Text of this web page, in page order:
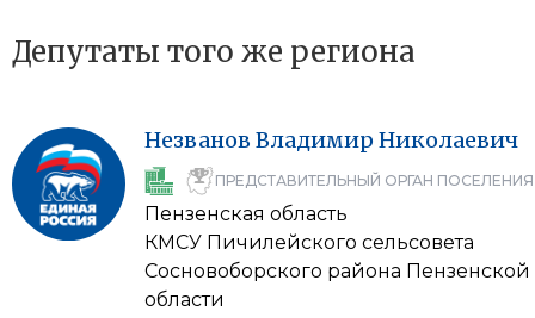
Депутаты того же региона
Незванов Владимир Николаевич
ПРЕДСТАВИТЕЛЬНЫЙ ОРГАН ПОСЕЛЕНИЯ
Пензенская область
КМСУ Пичилейского сельсовета
Сосновоборского района Пензенской
области